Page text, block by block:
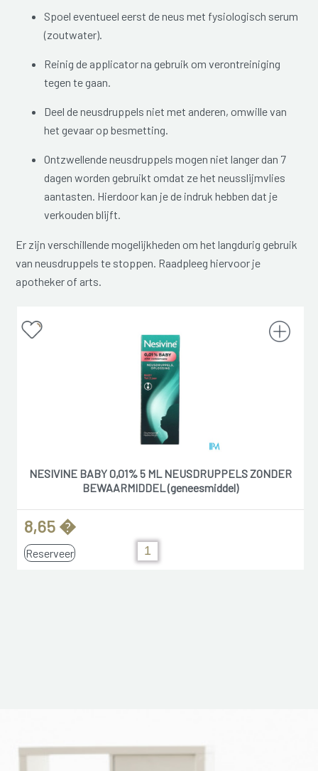
Spoel eventueel eerst de neus met fysiologisch serum
(zoutwater).
Reinig de applicator na gebruik om verontreiniging
tegen te gaan.
Deel de neusdruppels niet met anderen, omwille van
het gevaar op besmetting.
Ontzwellende neusdruppels mogen niet langer dan 7
dagen worden gebruikt omdat ze het neusslijmvlies
aantasten. Hierdoor kan je de indruk hebben dat je
verkouden blijft.
Er zijn verschillende mogelijkheden om het langdurig gebruik
van neusdruppels te stoppen. Raadpleeg hiervoor je
apotheker of arts.
NESIVINE BABY 0,01% 5 ML NEUSDRUPPELS ZONDER
BEWAARMIDDEL (geneesmiddel)
8,65 �
Reserveer